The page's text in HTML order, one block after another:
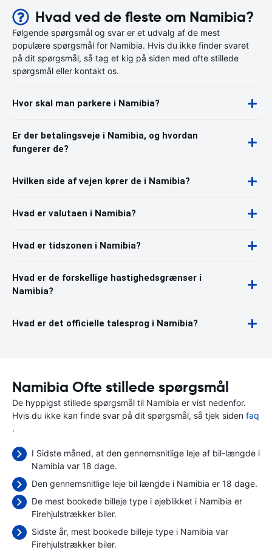
Hvad ved de fleste om Namibia?
Følgende spørgsmål og svar er et udvalg af de mest
populære spørgsmål for Namibia. Hvis du ikke finder svaret
på dit spørgsmål, så tag et kig på siden med ofte stillede
spørgsmål eller kontakt os.
Hvor skal man parkere i Namibia?
Er der betalingsveje i Namibia, og hvordan
fungerer de?
Hvilken side af vejen kører de i Namibia?
Hvad er valutaen i Namibia?
Hvad er tidszonen i Namibia?
Hvad er de forskellige hastighedsgrænser i
Namibia?
Hvad er det officielle talesprog i Namibia?
Namibia Ofte stillede spørgsmål
De hyppigst stillede spørgsmål til Namibia er vist nedenfor.
Hvis du ikke kan finde svar på dit spørgsmål, så tjek siden faq
.
I Sidste måned, at den gennemsnitlige leje af bil-længde i
Namibia var 18 dage.
Den gennemsnitlige leje bil længde i Namibia er 18 dage.
De mest bookede billeje type i øjeblikket i Namibia er
Firehjulstrækker biler.
Sidste år, mest bookede billeje type i Namibia var
Firehjulstrækker biler.